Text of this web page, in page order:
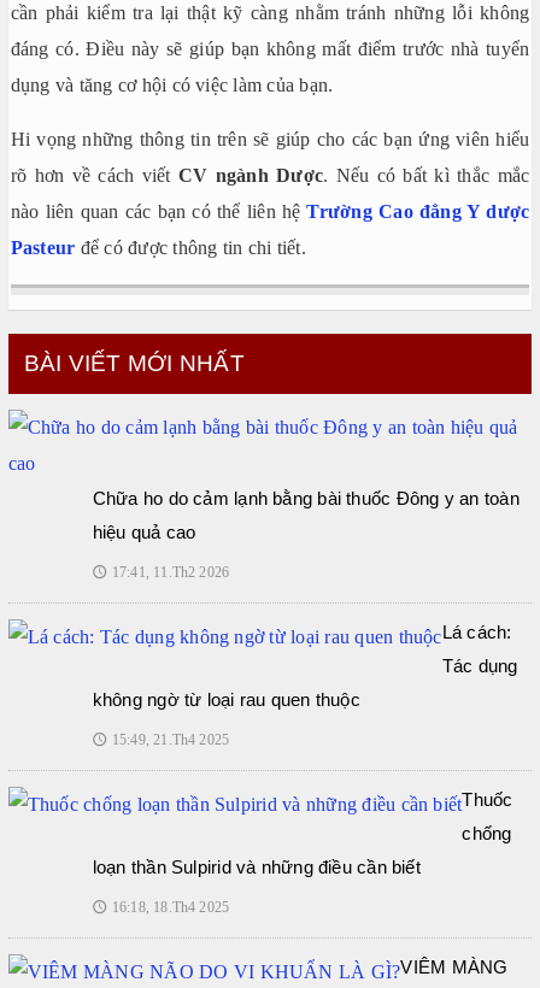
cần phải kiểm tra lại thật kỹ càng nhằm tránh những lỗi không
đáng có. Điều này sẽ giúp bạn không mất điểm trước nhà tuyển
dụng và tăng cơ hội có việc làm của bạn.
Hi vọng những thông tin trên sẽ giúp cho các bạn ứng viên hiểu
rõ hơn về cách viết CV ngành Dược. Nếu có bất kì thắc mắc
nào liên quan các bạn có thể liên hệTrường Cao đẳng Y dược
Pasteur để có được thông tin chi tiết.
BÀI VIẾT MỚI NHẤT
Chữa ho do cảm lạnh bằng bài thuốc Đông y an toàn
hiệu quả cao
🕔 17:41, 11.Th2 2026
Lá cách:
Tác dụng
không ngờ từ loại rau quen thuộc
🕔 15:49, 21.Th4 2025
Thuốc
chống
loạn thần Sulpirid và những điều cần biết
🕔 16:18, 18.Th4 2025
VIÊM MÀNG